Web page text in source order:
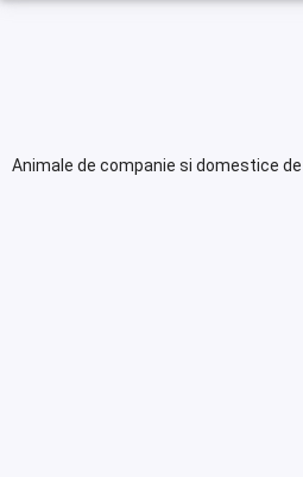
Animale de companie si domestice